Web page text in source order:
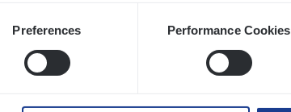
Preferences Performance Cookies